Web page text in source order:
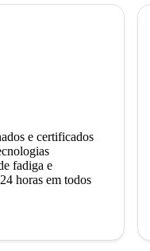
e certificados
fadiga e
horas em todos